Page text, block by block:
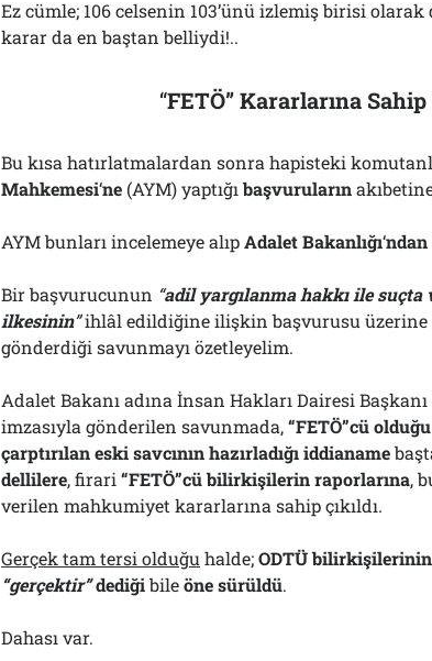
Ez cümle; 106 celsenin 103’ünü izlemiş birisi
karar da en baştan belliydi!..
“FETÖ” Kararlarına Sahip
Bu kısa hatırlatmalardan sonra hapisteki
Mahkemesi‘ne (AYM) yaptığıbaşvuruların
AYM bunları incelemeye alıpAdalet Bakanlığı‘
Bir başvurucunun “adil yargılanma hakkı ile
ilkesinin”ihlâl edildiğine ilişkin başvurusu üzerine
gönderdiği savunmayı özetleyelim.
Adalet Bakanı adına İnsan Hakları Dairesi
imzasıyla gönderilen savunmada,“FETÖ”cü
çarptırılan eski savcının hazırladığı iddianame
dellilere, firari“FETÖ”cü bilirkişilerin raporlarına,
verilen mahkumiyet kararlarına sahip çıkıldı.
Gerçek tam tersi olduğu halde;ODTÜ
“gerçektir”dediğibileöne sürüldü.
Dahası var.